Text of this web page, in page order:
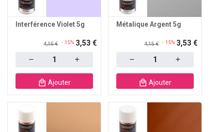
Interférence Violet 5g
4,15 € - 15% 3,53 €
Ajouter
Métalique Argent 5g
4,15 € - 15% 3,53 €
Ajouter